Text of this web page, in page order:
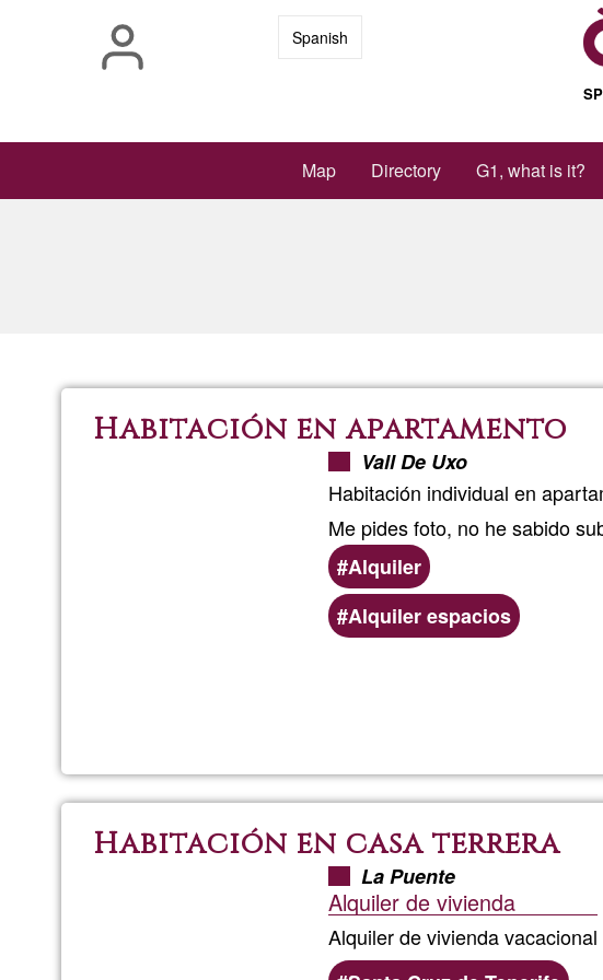
Spanish
Map Directory G1, what is it?
Habitación en apartamento
Vall De Uxo
Habitación individual en
Me pides foto, no he sabido
Alquiler
Preferred
(geographic)
Alquiler espacios
Habitación en casa terrera
La Puente
Alquiler de vivienda
Alquiler de vivienda vacacional